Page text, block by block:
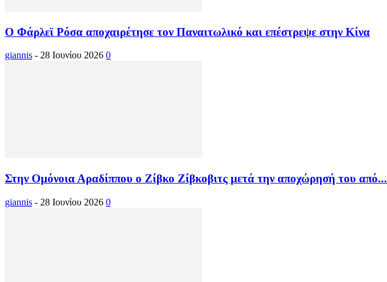
Ο Φάρλεϊ Ρόσα αποχαιρέτησε τον Παναιτωλικό και επέστρεψε στην Κίνα
giannis - 28 Ιουνίου 2026 0
Στην Ομόνοια Αραδίππου ο Ζίβκο Ζίβκοβιτς μετά την αποχώρησή του από...
giannis - 28 Ιουνίου 2026 0